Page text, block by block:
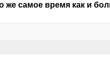
самое время как и